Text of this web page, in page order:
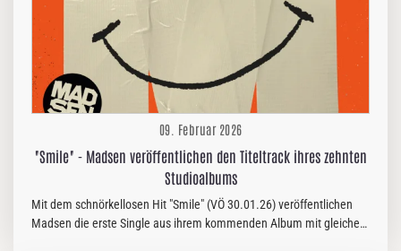
09. Februar 2026
"Smile" - Madsen veröffentlichen den Titeltrack ihres zehnten
Studioalbums
Mit dem schnörkellosen Hit "Smile" (VÖ 30.01.26) veröffentlichen
Madsen die erste Single aus ihrem kommenden Album mit gleichem